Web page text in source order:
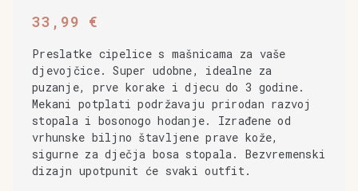
33,99 €
Preslatke cipelice s mašnicama za vaše
djevojčice. Super udobne, idealne za
puzanje, prve korake i djecu do 3 godine.
Mekani potplati podržavaju prirodan razvoj
stopala i bosonogo hodanje. Izrađene od
vrhunske biljno štavljene prave kože,
sigurne za dječja bosa stopala. Bezvremenski
dizajn upotpunit će svaki outfit.